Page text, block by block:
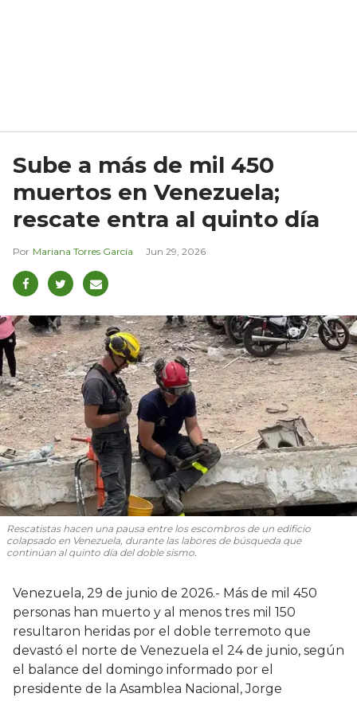
Sube a más de mil 450
muertos en Venezuela;
rescate entra al quinto día
Mariana Torres García Jun 29, 2026
Rescatistas hacen una pausa entre los escombros de un edificio
colapsado en Venezuela, durante las labores de búsqueda que
continúan al quinto día del doble sismo.
Venezuela, 29 de junio de 2026.- Más de mil 450
personas han muerto y al menos tres mil 150
resultaron heridas por el doble terremoto que
devastó el norte de Venezuela el 24 de junio, según
el balance del domingo informado por el
presidente de la Asamblea Nacional, Jorge